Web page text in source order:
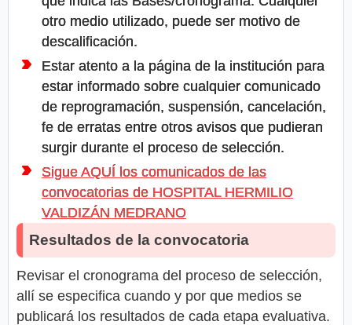
otro medio utilizado, puede ser motivo de
descalificación.
Estar atento a la página de la institución para
estar informado sobre cualquier comunicado
de reprogramación, suspensión, cancelación,
fe de erratas entre otros avisos que pudieran
surgir durante el proceso de selección.
Sigue AQUÍ los comunicados de las
convocatorias de HOSPITAL HERMILIO
VALDIZÁN MEDRANO
Resultados de la convocatoria
Revisar el cronograma del proceso de selección,
allí se especifica cuando y por que medios se
publicará los resultados de cada etapa evaluativa.